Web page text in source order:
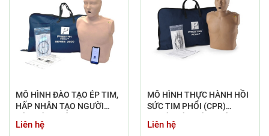
MÔ HÌNH ĐÀO TẠO ÉP TIM,
HẤP NHÂN TẠO NGƯỜI
CPR PP-AM-2000-MS
Liên hệ
MÔ HÌNH THỰC HÀNH HỒI
SỨC TIM PHỔI (CPR)
PRESTAN
Liên hệ